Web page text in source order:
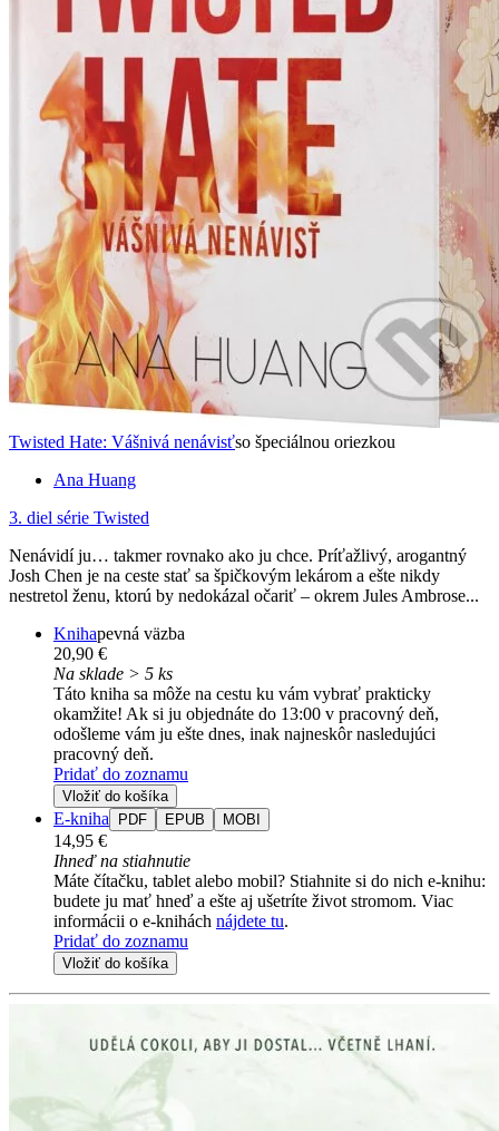
Twisted Hate: Vášnivá nenávisťso špeciálnou oriezkou
Ana Huang
3. diel série Twisted
Nenávidí ju… takmer rovnako ako ju chce. Príťažlivý, arogantný
Josh Chen je na ceste stať sa špičkovým lekárom a ešte nikdy
nestretol ženu, ktorú by nedokázal očariť – okrem Jules Ambrose...
Knihapevná väzba
20,90 €
Na sklade > 5 ks
Táto kniha sa môže na cestu ku vám vybrať prakticky
okamžite! Ak si ju objednáte do 13:00 v pracovný deň,
odošleme vám ju ešte dnes, inak najneskôr nasledujúci
pracovný deň.
Pridať do zoznamu
Vložiť do košíka
E-kniha PDF EPUB MOBI
14,95 €
Ihneď na stiahnutie
Máte čítačku, tablet alebo mobil? Stiahnite si do nich e-knihu:
budete ju mať hneď a ešte aj ušetríte život stromom. Viac
informácii o e-knihách nájdete tu.
Pridať do zoznamu
Vložiť do košíka